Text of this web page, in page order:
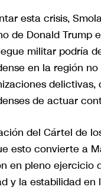
esta crisis,
de Donald Trump
militar podría
en la región
de actuar
del Cártel de
esto convierte a
en pleno ejercicio
y la estabilidad